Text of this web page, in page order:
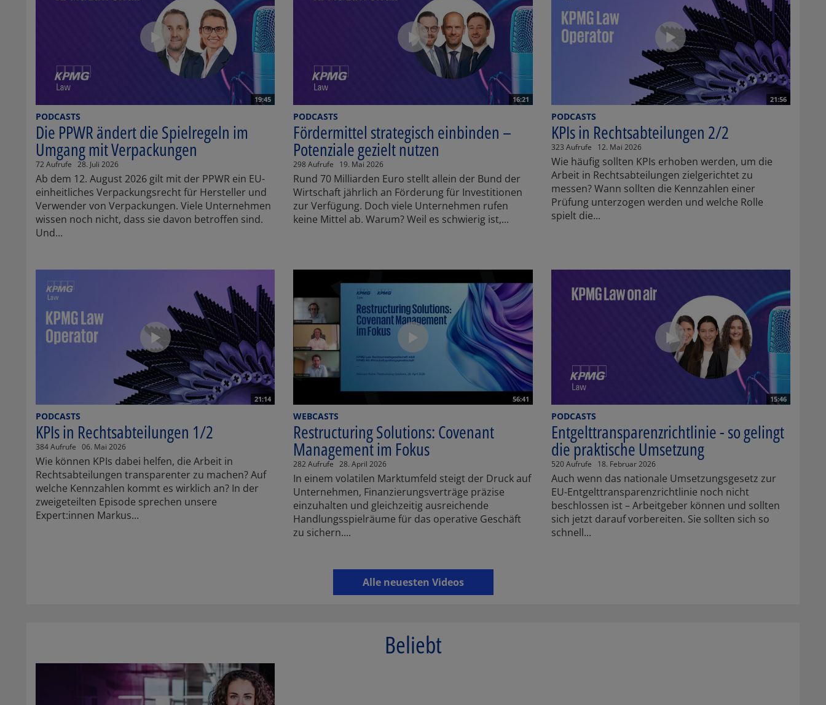
19:45
PODCASTS
Die PPWR ändert die Spielregeln im
Umgang mit Verpackungen
72 Aufrufe 28. Juli 2026
Ab dem 12. August 2026 gilt mit der PPWR ein EU-
einheitliches Verpackungsrecht für Hersteller und
Verwender von Verpackungen. Viele Unternehmen
wissen noch nicht, dass sie davon betroffen sind.
Und...
16:21
PODCASTS
Fördermittel strategisch einbinden –
Potenziale gezielt nutzen
298 Aufrufe 19. Mai 2026
Rund 70 Milliarden Euro stellt allein der Bund der
Wirtschaft jährlich an Förderung für Investitionen
zur Verfügung. Doch viele Unternehmen rufen
keine Mittel ab. Warum? Weil es schwierig ist,...
21:56
PODCASTS
KPIs in Rechtsabteilungen 2/2
323 Aufrufe 12. Mai 2026
Wie häufig sollten KPIs erhoben werden, um die
Arbeit in Rechtsabteilungen zielgerichtet zu
messen? Wann sollten die Kennzahlen einer
Prüfung unterzogen werden und welche Rolle
spielt die...
21:14
PODCASTS
KPIs in Rechtsabteilungen 1/2
384 Aufrufe 06. Mai 2026
Wie können KPIs dabei helfen, die Arbeit in
Rechtsabteilungen transparenter zu machen? Auf
welche Kennzahlen kommt es wirklich an? In der
zweigeteilten Episode sprechen unsere
Expert:innen Markus...
56:41
WEBCASTS
Restructuring Solutions: Covenant
Management im Fokus
282 Aufrufe 28. April 2026
In einem volatilen Marktumfeld steigt der Druck auf
Unternehmen, Finanzierungsverträge präzise
einzuhalten und gleichzeitig ausreichende
Handlungsspielräume für das operative Geschäft
zu sichern....
15:46
PODCASTS
Entgelttransparenzrichtlinie - so gelingt
die praktische Umsetzung
520 Aufrufe 18. Februar 2026
Auch wenn das nationale Umsetzungsgesetz zur
EU-Entgelttransparenzrichtlinie noch nicht
beschlossen ist – Arbeitgeber können und sollten
sich jetzt darauf vorbereiten. Sie sollten sich so
schnell...
Alle neuesten Videos
Beliebt